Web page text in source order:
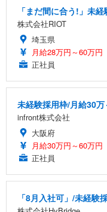
「まだ間に合う!」未
株式会社RIOT
埼玉県
月給28万円～60万円
正社員
未経験採用枠/月給30
infront株式会社
大阪府
月給30万円～60万円
正社員
「8月入社可」/未経験